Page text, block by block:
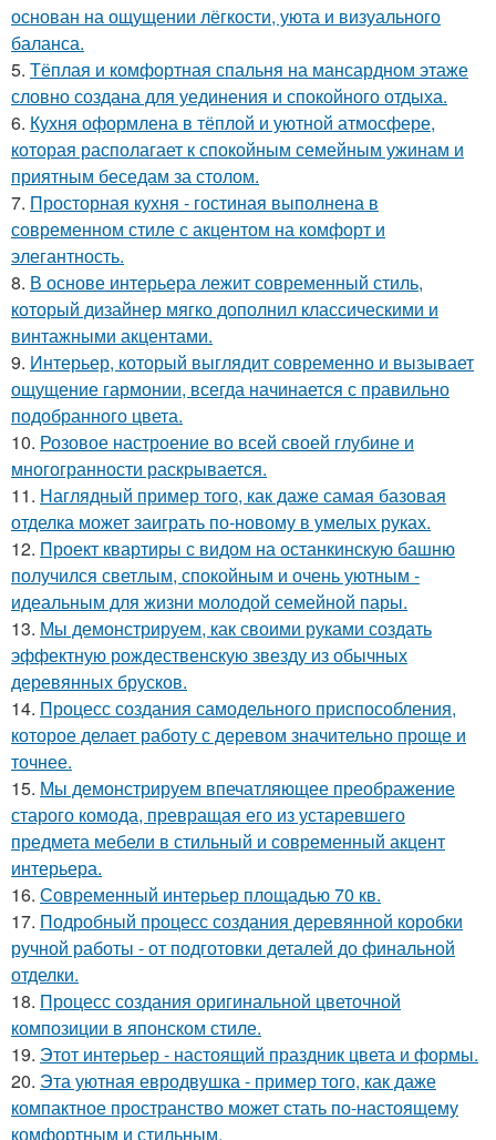
основан на ощущении лёгкости, уюта и визуального
баланса.
5. Тёплая и комфортная спальня на мансардном этаже
словно создана для уединения и спокойного отдыха.
6. Кухня оформлена в тёплой и уютной атмосфере,
которая располагает к спокойным семейным ужинам и
приятным беседам за столом.
7. Просторная кухня - гостиная выполнена в
современном стиле с акцентом на комфорт и
элегантность.
8. В основе интерьера лежит современный стиль,
который дизайнер мягко дополнил классическими и
винтажными акцентами.
9. Интерьер, который выглядит современно и вызывает
ощущение гармонии, всегда начинается с правильно
подобранного цвета.
10. Розовое настроение во всей своей глубине и
многогранности раскрывается.
11. Наглядный пример того, как даже самая базовая
отделка может заиграть по-новому в умелых руках.
12. Проект квартиры с видом на останкинскую башню
получился светлым, спокойным и очень уютным -
идеальным для жизни молодой семейной пары.
13. Мы демонстрируем, как своими руками создать
эффектную рождественскую звезду из обычных
деревянных брусков.
14. Процесс создания самодельного приспособления,
которое делает работу с деревом значительно проще и
точнее.
15. Мы демонстрируем впечатляющее преображение
старого комода, превращая его из устаревшего
предмета мебели в стильный и современный акцент
интерьера.
16. Современный интерьер площадью 70 кв.
17. Подробный процесс создания деревянной коробки
ручной работы - от подготовки деталей до финальной
отделки.
18. Процесс создания оригинальной цветочной
композиции в японском стиле.
19. Этот интерьер - настоящий праздник цвета и формы.
20. Эта уютная евродвушка - пример того, как даже
компактное пространство может стать по-настоящему
комфортным и стильным.